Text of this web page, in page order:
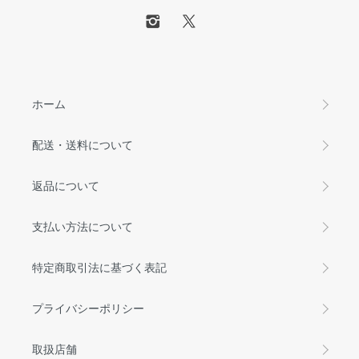
ホーム
配送・送料について
返品について
支払い方法について
特定商取引法に基づく表記
プライバシーポリシー
取扱店舗